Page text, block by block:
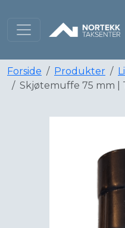
Forside Produkter
Skjøtemuffe 75 mm |